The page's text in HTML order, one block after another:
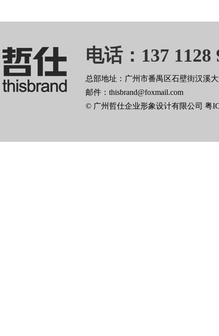
电话：137 1128
总部地址：广州市番禺区石壁街汉溪
邮件：thisbrand@foxmail.com
© 广州哲仕企业形象设计有限公司 粤